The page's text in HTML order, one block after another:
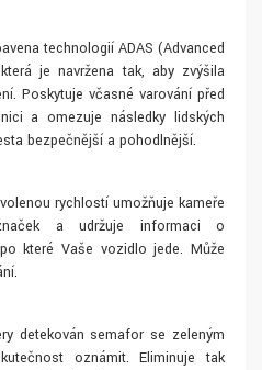
technologií ADAS (Advanced
je navržena tak, aby zvýšila
Poskytuje včasné varování před
a omezuje následky lidských
bezpečnější a pohodlnější.
rychlostí umožňuje kameře
a udržuje informaci o
které Vaše vozidlo jede. Může
detekován semafor se zeleným
oznámit. Eliminuje tak